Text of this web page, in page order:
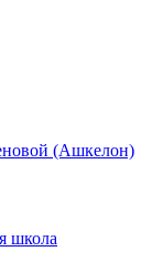
(Ашкелон)
школа